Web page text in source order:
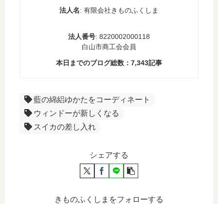
法人名: 有限会社きものふくしま
法人番号: 8220002000118
白山市商工会会員
本日までのブログ総数： 7,343記事
藍の綿絽ゆかたをコーディネート
ウィンドーが新しくなる
スイカの差し入れ
シェアする
きものふくしまをフォローする